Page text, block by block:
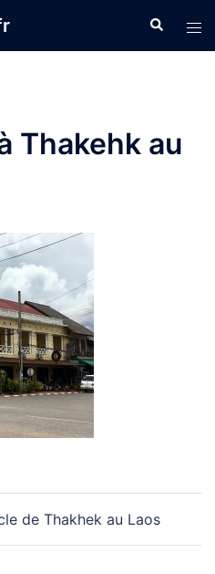
le
Thakehk au
de Thakhek au Laos